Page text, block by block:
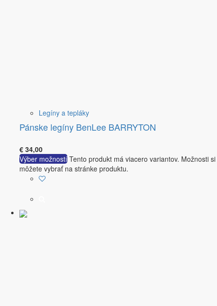
Legíny a tepláky
Pánske legíny BenLee BARRYTON
€ 34,00
Výber možností Tento produkt má viacero variantov. Možnosti si
môžete vybrať na stránke produktu.